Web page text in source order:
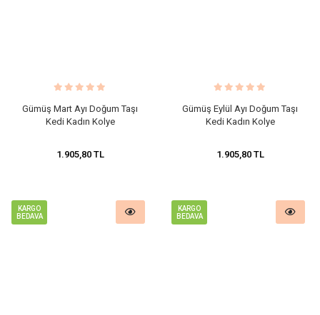
Gümüş Mart Ayı Doğum Taşı
Kedi Kadın Kolye
1.905,80 TL
Gümüş Eylül Ayı Doğum Taşı
Kedi Kadın Kolye
1.905,80 TL
KARGO
BEDAVA
KARGO
BEDAVA